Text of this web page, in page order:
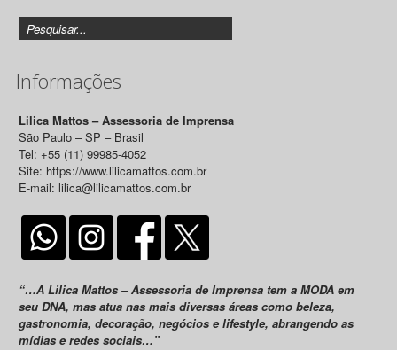
Informações
Lilica Mattos – Assessoria de Imprensa
São Paulo – SP – Brasil
Tel: +55 (11) 99985-4052
Site: https://www.lilicamattos.com.br
E-mail: lilica@lilicamattos.com.br
“…A Lilica Mattos – Assessoria de Imprensa tem a MODA em
seu DNA, mas atua nas mais diversas áreas como beleza,
gastronomia, decoração, negócios e lifestyle, abrangendo as
mídias e redes sociais…”